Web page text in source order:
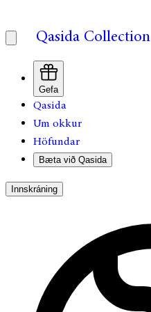
Qasida Collection
Gefa
Qasida
Um okkur
Höfundar
Bæta við Qasida
Innskráning